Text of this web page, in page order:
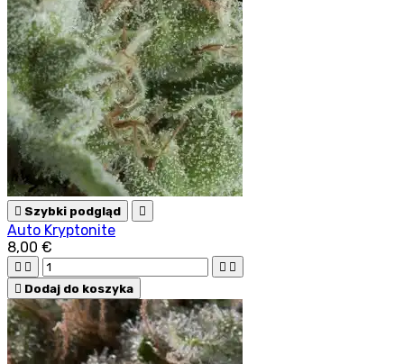
 Szybki podgląd 
Auto Kryptonite
8,00 €
   
 Dodaj do koszyka